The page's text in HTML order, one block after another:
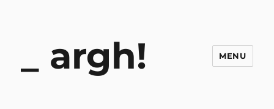
argh! MENU